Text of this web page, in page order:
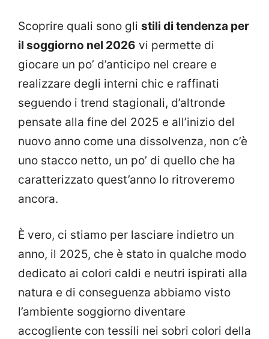
Scoprire quali sono gli stili di tendenza per
il soggiorno nel 2026 vi permette di
giocare un po’ d’anticipo nel creare e
realizzare degli interni chic e raffinati
seguendo i trend stagionali, d’altronde
pensate alla fine del 2025 e all’inizio del
nuovo anno come una dissolvenza, non c’è
uno stacco netto, un po’ di quello che ha
caratterizzato quest’anno lo ritroveremo
ancora.
È vero, ci stiamo per lasciare indietro un
anno, il 2025, che è stato in qualche modo
dedicato ai colori caldi e neutri ispirati alla
natura e di conseguenza abbiamo visto
l’ambiente soggiorno diventare
accogliente con tessili nei sobri colori della